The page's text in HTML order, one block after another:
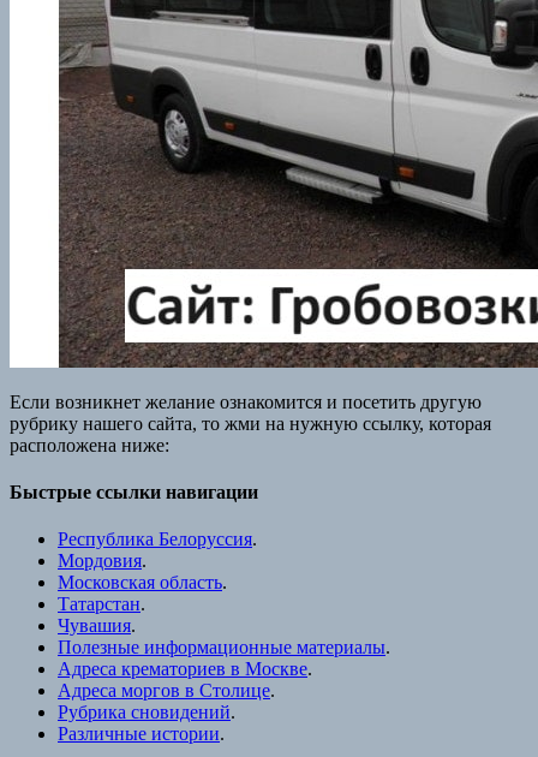
Если возникнет желание ознакомится и посетить другую
рубрику нашего сайта, то жми на нужную ссылку, которая
расположена ниже:
Быстрые ссылки навигации
Республика Белоруссия.
Мордовия.
Московская область.
Татарстан.
Чувашия.
Полезные информационные материалы.
Адреса крематориев в Москве.
Адреса моргов в Столице.
Рубрика сновидений.
Различные истории.